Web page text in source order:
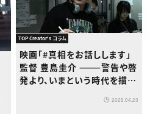
TOP Creator's コラム
映画「#真相をお話しします」
監督 豊島圭介 ———警告や啓
発より、いまという時代を描く
2025.04.23